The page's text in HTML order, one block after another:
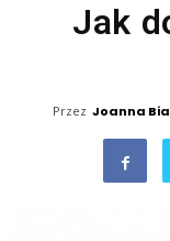
Jak
Przez Joanna